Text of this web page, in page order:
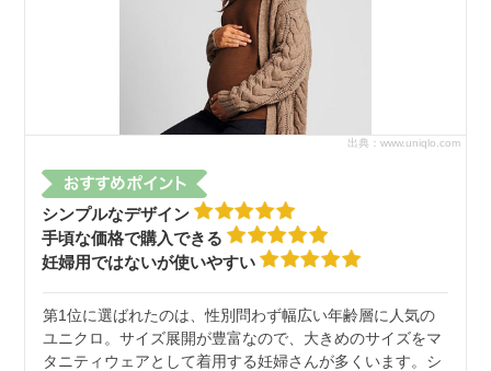
出典：www.uniqlo.com
シンプルなデザイン
手頃な価格で購入できる
妊婦用ではないが使いやすい
第1位に選ばれたのは、性別問わず幅広い年齢層に人気の
ユニクロ。サイズ展開が豊富なので、大きめのサイズをマ
タニティウェアとして着用する妊婦さんが多くいます。シ